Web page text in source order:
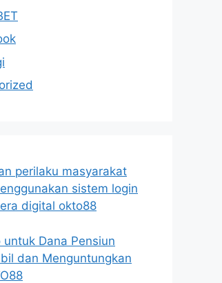
perilaku masyarakat
sistem login
digital okto88
untuk Dana Pensiun
dan Menguntungkan